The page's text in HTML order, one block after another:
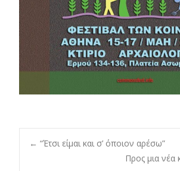
Post
← “Έτσι είμαι και σ’ όποιον αρέσω”
Προς μια